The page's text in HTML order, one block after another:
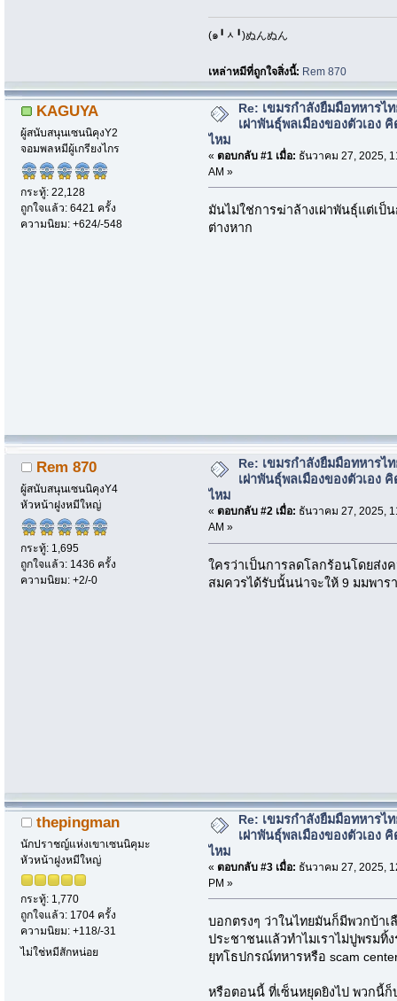
​(๑╹ᆺ╹)ぬんぬん
เหล่าหมีที่ถูกใจสิ่งนี้: Rem 870
KAGUYA
ผู้สนับสนุนเซนนิคุงY2
จอมพลหมีผู้เกรียงไกร
กระทู้: 22,128
ถูกใจแล้ว: 6421 ครั้ง
ความนิยม: +624/-548
Re: เขมรกำลังยืมมือทหารไ
เผ่าพันธุ์พลเมืองของตัวเอง คิ
ไหม
« ตอบกลับ #1 เมื่อ: ธันวาคม 27, 2025,
AM »
มันไม่ใช่การฆ่าล้างเผ่าพันธุ์แต่เป็
ต่างหาก
Rem 870
ผู้สนับสนุนเซนนิคุงY4
หัวหน้าฝูงหมีใหญ่
กระทู้: 1,695
ถูกใจแล้ว: 1436 ครั้ง
ความนิยม: +2/-0
Re: เขมรกำลังยืมมือทหารไ
เผ่าพันธุ์พลเมืองของตัวเอง คิ
ไหม
« ตอบกลับ #2 เมื่อ: ธันวาคม 27, 2025,
AM »
ใครว่าเป็นการลดโลกร้อนโดยส่
สมควรได้รับนั้นน่าจะให้ 9 มมพาร
thepingman
นักปราชญ์แห่งเขาเซนนิคุมะ
หัวหน้าฝูงหมีใหญ่
กระทู้: 1,770
ถูกใจแล้ว: 1704 ครั้ง
ความนิยม: +118/-31
ไม่ใช่หมีสักหน่อย
Re: เขมรกำลังยืมมือทหารไ
เผ่าพันธุ์พลเมืองของตัวเอง คิ
ไหม
« ตอบกลับ #3 เมื่อ: ธันวาคม 27, 2025,
PM »
บอกตรงๆ ว่าในไทยมันก็มีพวกบ้าเ
ประชาชนแล้วทำไมเราไม่ปูพรมทิ้
ยุทโธปกรณ์ทหารหรือ scam
หรือตอนนี้ ที่เซ็นหยุดยิงไป พวกนี้ก็